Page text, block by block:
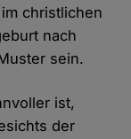
christlichen
nach
sein.
ist,
der